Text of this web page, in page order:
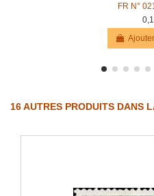
FR N°
16 AUTRES PRODUITS DANS